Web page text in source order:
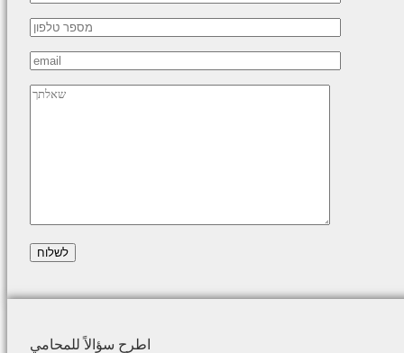
اطرح سؤالاً للمحامي